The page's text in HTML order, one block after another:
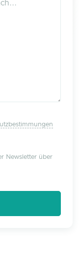
Newsletter über